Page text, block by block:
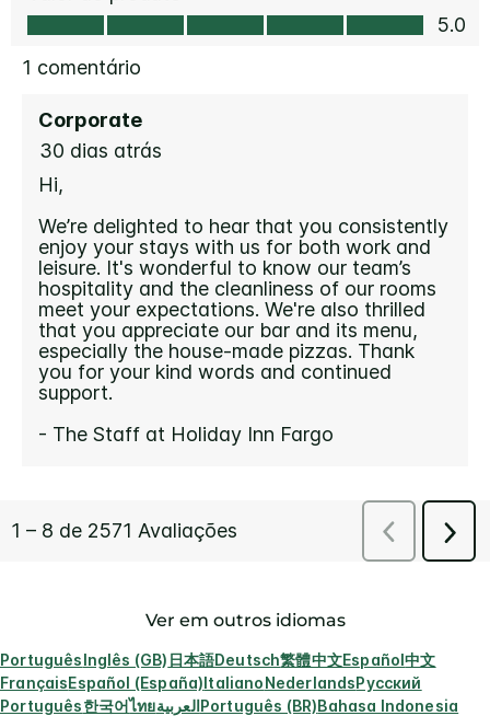
Ver em outros idiomas
PortuguêsInglês (GB) 日本語Deutsch繁體中文Español中文
FrançaisEspañol (España)ItalianoNederlandsРусский
Português한국어ไทยالعربيةPortuguês (BR)Bahasa Indonesia